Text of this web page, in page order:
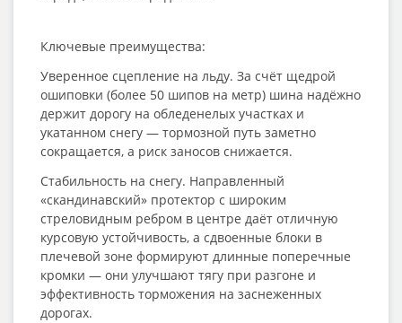
Ключевые преимущества:
Уверенное сцепление на льду. За счёт щедрой
ошиповки (более 50 шипов на метр) шина надёжно
держит дорогу на обледенелых участках и
укатанном снегу — тормозной путь заметно
сокращается, а риск заносов снижается.
Стабильность на снегу. Направленный
«скандинавский» протектор с широким
стреловидным ребром в центре даёт отличную
курсовую устойчивость, а сдвоенные блоки в
плечевой зоне формируют длинные поперечные
кромки — они улучшают тягу при разгоне и
эффективность торможения на заснеженных
дорогах.